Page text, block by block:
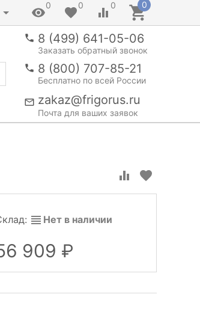
0 0 0 0
8 (499) 641-05-06
Заказать обратный звонок
8 (800) 707-85-21
Бесплатно по всей России
zakaz@frigorus.ru
Почта для ваших заявок
Нет в наличии
909